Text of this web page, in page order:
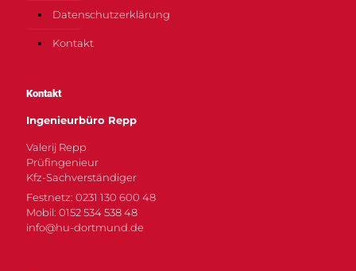
Datenschutzerklärung
Kontakt
Kontakt
Ingenieurbüro Repp
Valerij Repp
Prüfingenieur
Kfz-Sachverständiger
Festnetz: 0231 130 600 48
Mobil: 0152 534 538 48
info@hu-dortmund.de